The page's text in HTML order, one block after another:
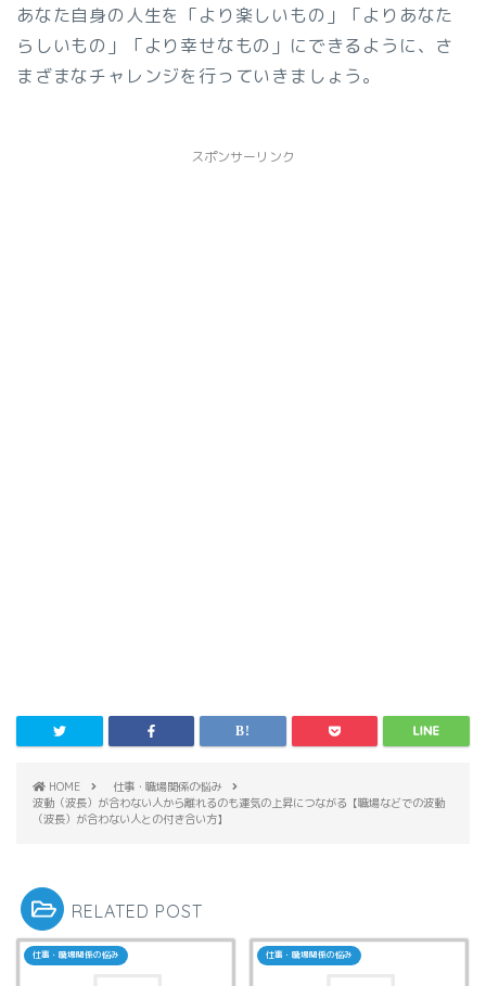
あなた自身の人生を「より楽しいもの」「よりあなた
らしいもの」「より幸せなもの」にできるように、さ
まざまなチャレンジを行っていきましょう。
スポンサーリンク
HOME
仕事・職場関係の悩み
波動（波長）が合わない人から離れるのも運気の上昇につながる【職場などでの波動
（波長）が合わない人との付き合い方】
RELATED POST
仕事・職場関係の悩み 仕事・職場関係の悩み